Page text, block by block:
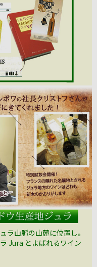
ラ山脈の山麓に位置し。
Jura とよばれるワイン